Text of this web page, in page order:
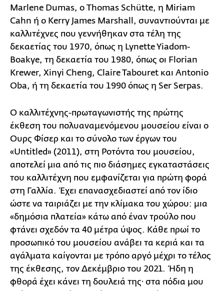
Marlene Dumas, ο Thomas Schütte, η Miriam
Cahn ή ο Kerry James Marshall, συναντιούνται με
καλλιτέχνες που γεννήθηκαν στα τέλη της
δεκαετίας του 1970, όπως η Lynette Yiadom-
Boakye, τη δεκαετία του 1980, όπως οι Florian
Krewer, Xinyi Cheng, Claire Tabouret και Antonio
Oba, ή τη δεκαετία του 1990 όπως η Ser Serpas.
Ο καλλιτέχνης-πρωταγωνιστής της πρώτης
έκθεση του πολυαναμενόμενου μουσείου είναι ο
Ουρς Φίσερ και το σύνολο των έργων του
«Untitled» (2011), στη Ροτόντα του μουσείου,
αποτελεί μια από τις πιο διάσημες εγκαταστάσεις
του καλλιτέχνη που εμφανίζεται για πρώτη φορά
στη Γαλλία. Έχει επανασχεδιαστεί από τον ίδιο
ώστε να ταιριάζει με την κλίμακα του χώρου: μια
«δημόσια πλατεία» κάτω από έναν τρούλο που
φτάνει σχεδόν τα 40 μέτρα ύψος. Κάθε πρωί το
προσωπικό του μουσείου ανάβει τα κεριά και τα
αγάλματα καίγονται με τρόπο αργό μέχρι το τέλος
της έκθεσης, τον Δεκέμβριο του 2021. Ήδη η
φθορά έχει κάνει τη δουλειά της· στα πόδια μου